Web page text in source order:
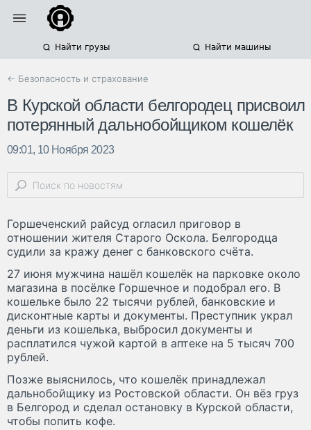
Найти грузы Найти машины
← Безопасность и страхование
В Курской области белгородец присвоил
потерянный дальнобойщиком кошелёк
09:01, 10 Ноября 2023
Горшеченский райсуд огласил приговор в
отношении жителя Старого Оскола. Белгородца
судили за кражу денег с банковского счёта.
27 июня мужчина нашёл кошелёк на парковке около
магазина в посёлке Горшечное и подобрал его. В
кошельке было 22 тысячи рублей, банковские и
дисконтные карты и документы. Преступник украл
деньги из кошелька, выбросил документы и
расплатился чужой картой в аптеке на 5 тысяч 700
рублей.
Позже выяснилось, что кошелёк принадлежал
дальнобойщику из Ростовской области. Он вёз груз
в Белгород и сделал остановку в Курской области,
чтобы попить кофе.